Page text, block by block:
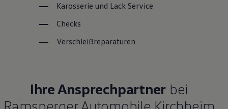
Karosserie und Lack Service
Checks
Verschleißreparaturen
Ihre Ansprechpartner bei